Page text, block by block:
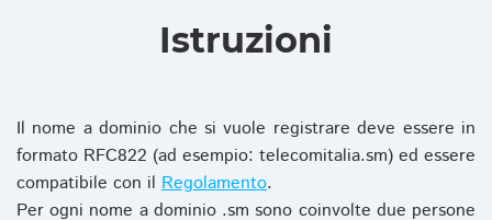
Istruzioni
Il nome a dominio che si vuole registrare deve essere in
formato RFC822 (ad esempio: telecomitalia.sm) ed essere
compatibile con il Regolamento.
Per ogni nome a dominio .sm sono coinvolte due persone